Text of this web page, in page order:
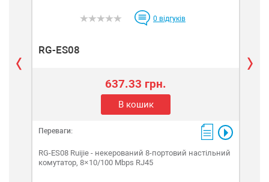
0 відгуків
RG-ES08
637.33 грн.
В кошик
Переваги:
RG-ES08 Ruijie - некерований 8-портовий настільний
комутатор, 8×10/100 Mbps RJ45